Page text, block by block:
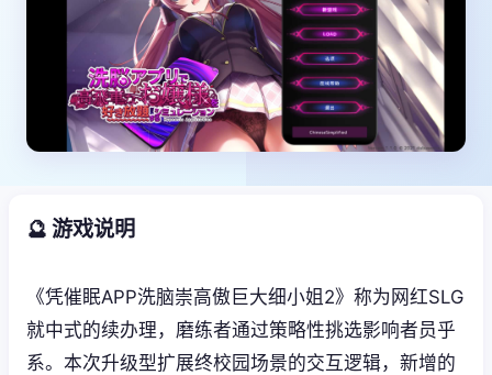
🔮 游戏说明
《凭催眠APP洗脑崇高傲巨大细小姐2》称为网红SLG
就中式的续办理，磨练者通过策略性挑选影响者员乎
系。本次升级型扩展终校园场景的交互逻辑，新增的